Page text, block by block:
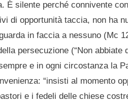
È silente perché connivente
di opportunità taccia, non ha
in faccia a nessuno (Mc
persecuzione (“Non
e in ogni circostanza la
“insisti al momento
e i fedeli delle chiese